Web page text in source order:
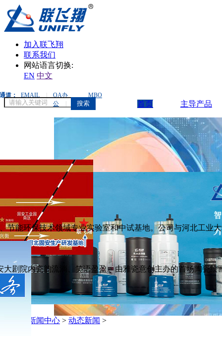
加入联飞翔
联系我们
网站语言切换:
EN 中文
道： EMAIL |
OA办
公
|
MBO
搜索 首页 主导产品
剧院内瓷韵流淌、笑语盈盈。由雅瓷意创主办的首场陶瓷绘
节能环保技术领域专业实验室和中试基地。公司与河北工业
新闻中心 > 动态新闻 >